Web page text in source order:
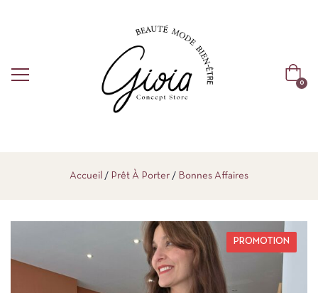
0
Accueil Prêt À Porter Bonnes Affaires
PROMOTION